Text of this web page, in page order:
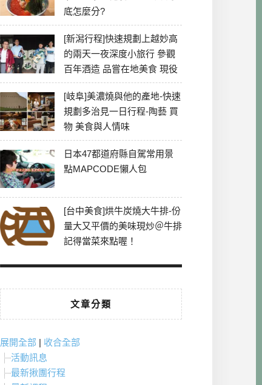
底怎麼分?
[新潟行程]快速規劃上越妙高
的兩天一夜深度小旅行 參觀
百年酒造 品嘗在地美食 現役
最老牌電影院
[岐阜]美濃燒與他的產地-快速
規劃多治見一日行程-陶藝 買
物 美食與人情味
日本47都道府縣自駕常用景
點MAPCODE懶人包
[台中美食]烘牛炭燒大牛排-份
量大又平價的美味現炒＠牛排
記得當菜來點喔！
文章分類
展開全部 | 收合全部
活動訊息
最新揪團行程